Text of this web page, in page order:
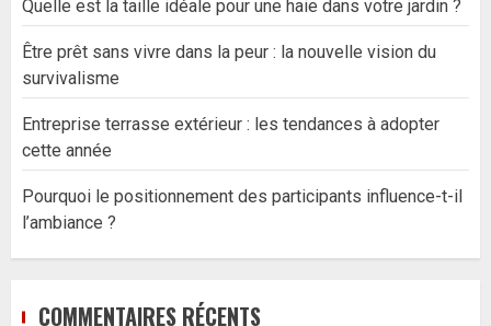
Quelle est la taille idéale pour une haie dans votre jardin ?
Être prêt sans vivre dans la peur : la nouvelle vision du
survivalisme
Entreprise terrasse extérieur : les tendances à adopter
cette année
Pourquoi le positionnement des participants influence-t-il
l’ambiance ?
COMMENTAIRES RÉCENTS